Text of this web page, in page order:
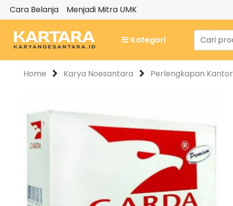
Cara Belanja Menjadi Mitra UMK
Kategori
Home Karya Noesantara Perlengkapan Kantor